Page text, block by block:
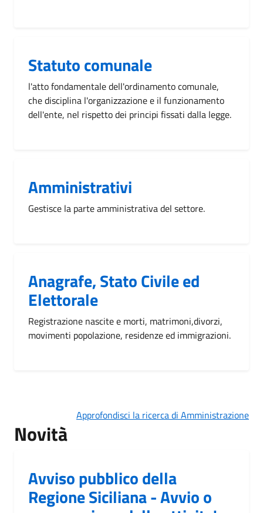
Statuto comunale
l'atto fondamentale dell'ordinamento comunale,
che disciplina l'organizzazione e il funzionamento
dell'ente, nel rispetto dei principi fissati dalla legge.
Amministrativi
Gestisce la parte amministrativa del settore.
Anagrafe, Stato Civile ed
Elettorale
Registrazione nascite e morti, matrimoni,divorzi,
movimenti popolazione, residenze ed immigrazioni.
Approfondisci la ricerca di Amministrazione
Novità
Avviso pubblico della
Regione Siciliana - Avvio o